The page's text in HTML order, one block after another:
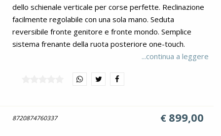
dello schienale verticale per corse perfette. Reclinazione
facilmente regolabile con una sola mano. Seduta
reversibile fronte genitore e fronte mondo. Semplice
sistema frenante della ruota posteriore one-touch.
Custom dual suspension™ garantisce una guida fluida. Le
delle manovre. Maniglione di sicurezza girevole e
alla crescita. Compatibile con la navicella DEMI next.
...continua a leggere
€ 899,00
8720874760337